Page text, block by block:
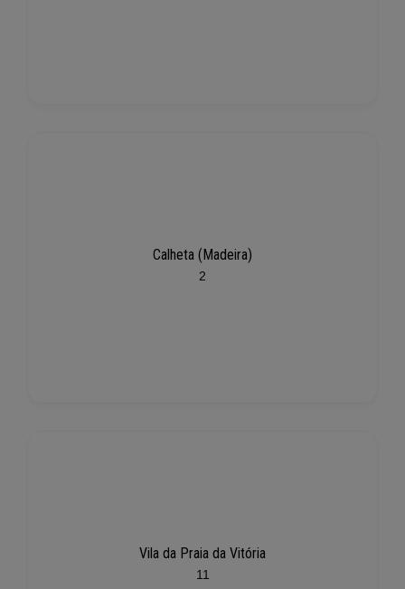
Calheta (Madeira)
2
Vila da Praia da Vitória
11